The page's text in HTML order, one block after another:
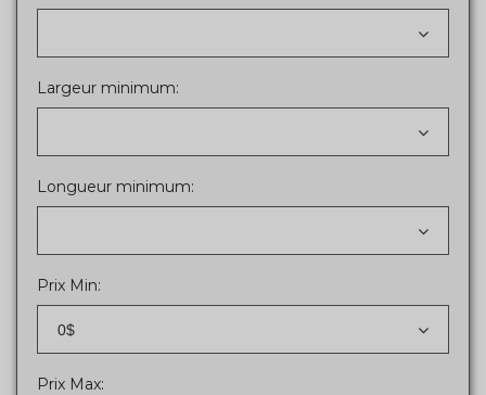
Largeur minimum:
Longueur minimum:
Prix Min:
0$
Prix Max: